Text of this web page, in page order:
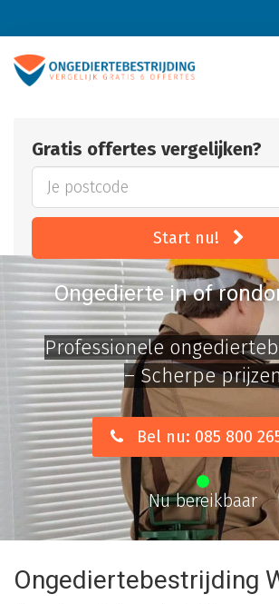
Gratis offertes vergelijken?
Start nu!
Ongedierte in of
Professionele
– Scherpe
Bel nu: 085 800
Nu bereikbaar
Ongediertebestrijding